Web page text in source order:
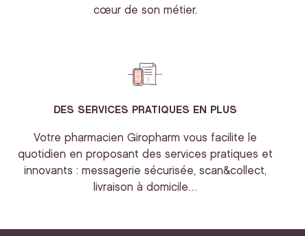
cœur de son métier.
DES SERVICES PRATIQUES EN PLUS
Votre pharmacien Giropharm vous facilite le
quotidien en proposant des services pratiques et
innovants : messagerie sécurisée, scan&collect,
livraison à domicile…